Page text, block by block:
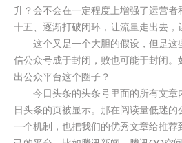
升？会不会在一定程度上增强了运营者
十五、逐渐打破闭环，让流量走出去，
这个又是一个大胆的假设，但是这
信公众号成于封闭，败也可能于封闭。
出公众平台这个圈子？
今日头条的头条号里面的所有文章
日头条的页被显示。那在阅读量低迷
一个机制，也把我们的优秀文章给推荐